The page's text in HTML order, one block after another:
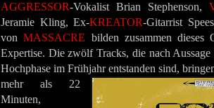
AGGRESSOR-Vokalist Brian Stephenson,
Jeramie Kling, Ex-KREATOR-Gitarrist
vonMASSACRE bilden zusammen dieses
Expertise. Die zwölf Tracks, die nach
Hochphase im Frühjahr entstanden sind,
mehr als 22
Minuten,